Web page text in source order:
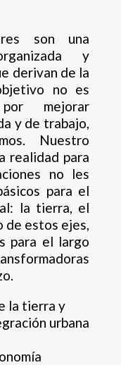
son una
y
derivan de la
no es
por mejorar
y de trabajo,
Nuestro
realidad para
no les
para el
la tierra, el
de estos ejes,
para el largo
la tierra y
urbana